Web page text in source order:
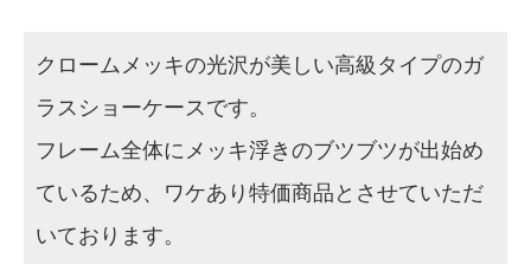
クロームメッキの光沢が美しい高級タイプのガ
ラスショーケースです。
フレーム全体にメッキ浮きのブツブツが出始め
ているため、ワケあり特価商品とさせていただ
いております。